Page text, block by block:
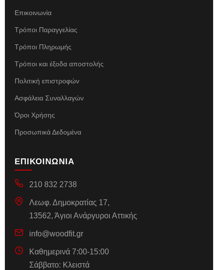
Επικοινωνία
Τρόποι Παραγγελίας
Τρόποι Πληρωμής
Τρόποι και έξοδα αποστολής
Πολιτική επιστροφών
Ασφάλεια Συναλλαγών
Όροι Χρήσης
Προσωπικά Δεδομένα
ΕΠΙΚΟΙΝΩΝΙΑ
210 832 2738
Λεωφ. Δημοκρατίας 17,
13562, Άγιοι Ανάργυροι Αττικής
info@woodfit.gr
Καθημερινά 7:00-15:00
Σάββατο: Κλειστά